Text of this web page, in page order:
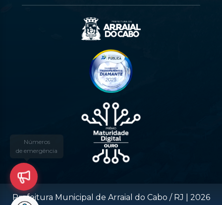
Prefeitura Municipal de Arraial do Cabo / RJ | 2026